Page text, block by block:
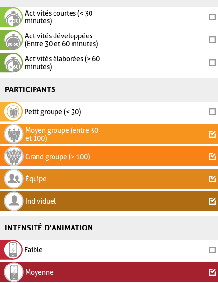
Activités courtes (< 30
minutes)
Activités développées
(Entre 30 et 60 minutes)
Activités élaborées (> 60
minutes)
PARTICIPANTS
Petit groupe (< 30)
Moyen groupe (entre 30
et 100)
Grand groupe (> 100)
Équipe
Individuel
INTENSITÉ D'ANIMATION
Faible
Moyenne